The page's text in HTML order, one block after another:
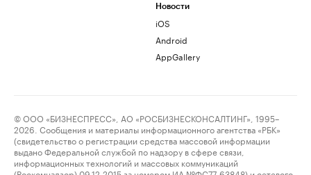
Новости
iOS
Android
AppGallery
© ООО «БИЗНЕСПРЕСС», АО «РОСБИЗНЕСКОНСАЛТИНГ», 1995–
2026. Сообщения и материалы информационного агентства «РБК»
(свидетельство о регистрации средства массовой информации
выдано Федеральной службой по надзору в сфере связи,
информационных технологий и массовых коммуникаций